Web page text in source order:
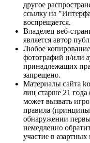
другое
ссылку на
воспрещается.
Владелец веб-
является автор
Любое
фотографий и/или
принадлежащих
запрещено.
Материалы сайта
лиц старше 21 года
может вызвать
правила
обнаружении
немедленно
участие в